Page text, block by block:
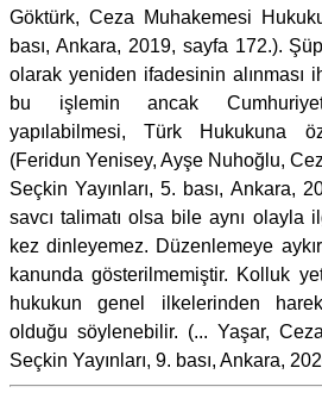
Göktürk, Ceza Muhakemesi
bası, Ankara, 2019, sayfa 172.).
olarak yeniden ifadesinin alınması
bu işlemin ancak Cumhuriyet
yapılabilmesi, Türk Hukukuna
(Feridun Yenisey, Ayşe Nuhoğlu,
Seçkin Yayınları, 5. bası, Ankara,
savcı talimatı olsa bile aynı olayla
kez dinleyemez. Düzenlemeye
kanunda gösterilmemiştir. Kolluk
hukukun genel ilkelerinden
olduğu söylenebilir. (... Yaşar,
Seçkin Yayınları, 9. bası, Ankara,